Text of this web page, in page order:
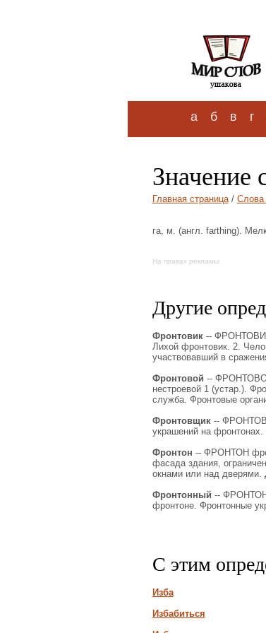
а б в г
Значение
Главная страница/ Слова
га, м. (англ. farthing).
На правах рекламы:
Другие
Фронтовик-- ФРОНТОВИК
Лихой фронтовик. 2.
участвовавший в
Фронтовой --
нестроевой 1 (устар.).
служба. Фронтовые
Фронтовщик--
украшений на фронтонах.
Фронтон -- ФРОНТОН
фасада здания,
окнами или над
Фронтонный --
фронтоне. Фронтонные
С этим
Изба
Избабиться